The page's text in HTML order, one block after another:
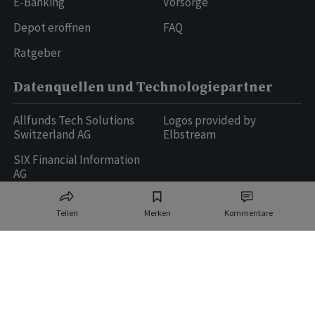
Teilen Merken Kommentare
Depot eröffnen
Ratgeber
FAQ
Datenquellen und Technologiepartner
Allfunds Tech Solutions
Switzerland AG
SIX Financial Information
AG
Logos provided by
Elbstream